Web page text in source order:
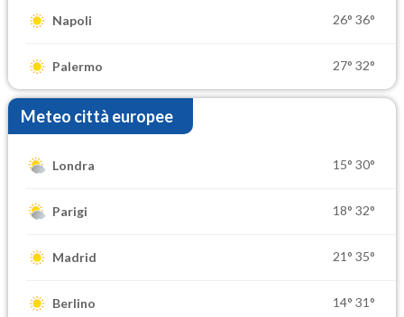
Napoli 26° 36°
Palermo 27° 32°
Meteo città europee
Londra 15° 30°
Parigi 18° 32°
Madrid 21° 35°
Berlino 14° 31°